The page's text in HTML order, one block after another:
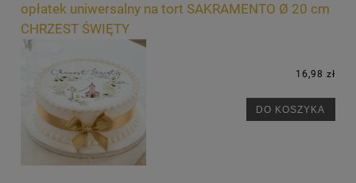
opłatek uniwersalny na tort SAKRAMENTO Ø 20 cm
CHRZEST ŚWIĘTY
16,98 zł
DO KOSZYKA